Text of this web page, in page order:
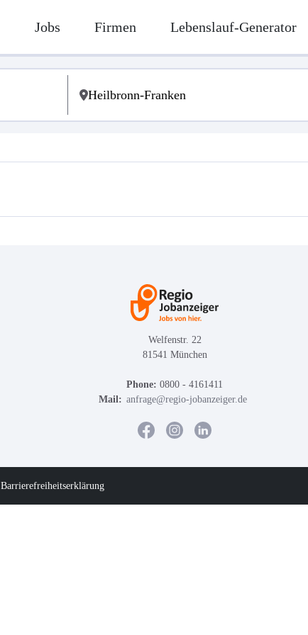
Jobs Firmen Lebenslauf-Generator
Welfenstr. 22
81541 München
Phone: 0800 - 4161411
Mail: anfrage@regio-jobanzeiger.de
Barrierefreiheitserklärung